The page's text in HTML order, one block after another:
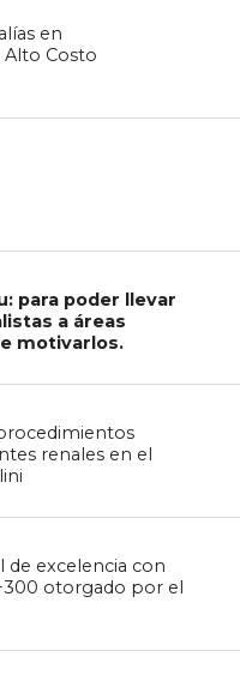
en
Alto Costo
para poder llevar
a áreas
motivarlos.
renales en el
de excelencia con
otorgado por el